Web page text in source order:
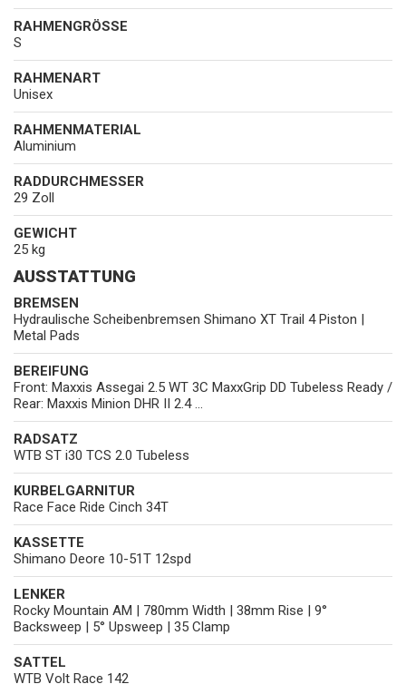
RAHMENGRÖSSE
S
RAHMENART
Unisex
RAHMENMATERIAL
Aluminium
RADDURCHMESSER
29 Zoll
GEWICHT
25 kg
AUSSTATTUNG
BREMSEN
Hydraulische Scheibenbremsen Shimano XT Trail 4 Piston |
Metal Pads
BEREIFUNG
Front: Maxxis Assegai 2.5 WT 3C MaxxGrip DD Tubeless Ready /
Rear: Maxxis Minion DHR II 2.4 ...
RADSATZ
WTB ST i30 TCS 2.0 Tubeless
KURBELGARNITUR
Race Face Ride Cinch 34T
KASSETTE
Shimano Deore 10-51T 12spd
LENKER
Rocky Mountain AM | 780mm Width | 38mm Rise | 9°
Backsweep | 5° Upsweep | 35 Clamp
SATTEL
WTB Volt Race 142